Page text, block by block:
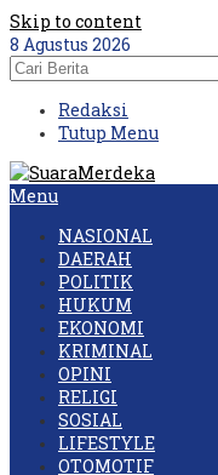
Skip to content
8 Agustus 2026
Redaksi
Tutup Menu
Menu
NASIONAL
DAERAH
POLITIK
HUKUM
EKONOMI
KRIMINAL
OPINI
RELIGI
SOSIAL
LIFESTYLE
OTOMOTIF